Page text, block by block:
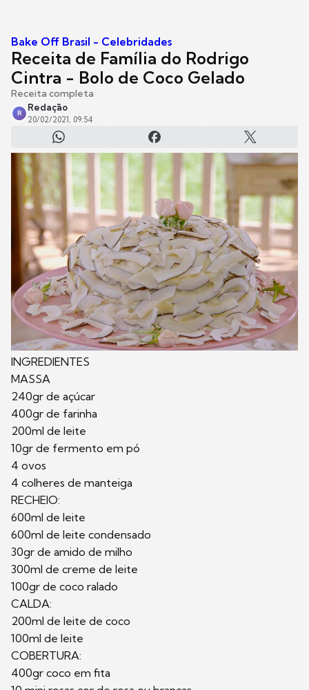
Bake Off Brasil - Celebridades
Receita de Família do Rodrigo
Cintra - Bolo de Coco Gelado
Receita completa
R
Redação
20/02/2021, 09:54
INGREDIENTES
MASSA
240gr de açúcar
400gr de farinha
200ml de leite
10gr de fermento em pó
4 ovos
4 colheres de manteiga
RECHEIO:
600ml de leite
600ml de leite condensado
30gr de amido de milho
300ml de creme de leite
100gr de coco ralado
CALDA:
200ml de leite de coco
100ml de leite
COBERTURA:
400gr coco em fita